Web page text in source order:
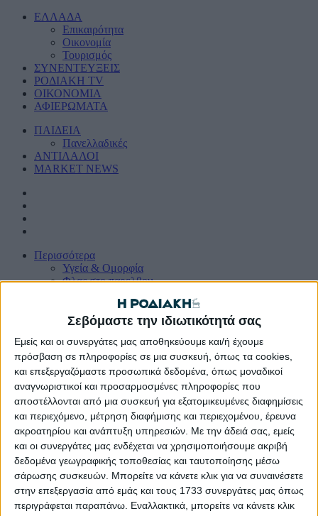
Σεβόμαστε την ιδιωτικότητά σας
Εμείς και οι συνεργάτες μας αποθηκεύουμε και/ή έχουμε
πρόσβαση σε πληροφορίες σε μια συσκευή, όπως τα cookies,
και επεξεργαζόμαστε προσωπικά δεδομένα, όπως μοναδικοί
αναγνωριστικοί και προσαρμοσμένες πληροφορίες που
αποστέλλονται από μια συσκευή για εξατομικευμένες διαφημίσεις
και περιεχόμενο, μέτρηση διαφήμισης και περιεχομένου, έρευνα
ακροατηρίου και ανάπτυξη υπηρεσιών. Με την άδειά σας, εμείς
και οι συνεργάτες μας ενδέχεται να χρησιμοποιήσουμε ακριβή
δεδομένα γεωγραφικής τοποθεσίας και ταυτοποίησης μέσω
σάρωσης συσκευών. Μπορείτε να κάνετε κλικ για να συναινέσετε
στην επεξεργασία από εμάς και τους 1733 συνεργάτες μας όπως
περιγράφεται παραπάνω. Εναλλακτικά, μπορείτε να κάνετε κλικ
ΕΛΛΑΔΑ
Eπικαιρότητα
Οικονομία
Τουρισμός
ΣΥΝΕΝΤΕΥΞΕΙΣ
ΡΟΔΙΑΚΗ TV
ΟΙΚΟΝΟΜΙΑ
ΑΦΙΕΡΩΜΑΤΑ
ΠΑΙΔΕΙΑ
Πανελλαδικές
ΑΝΤΙΛΑΛΟΙ
MARKET NEWS
Περισσότερα
Υγεία & Oμορφία
Φλας στο παρελθον
Γαστρονομiα
Οικολογiα
Lifestyle
Ψυχαγωγiα
Ζητείται υπεύθυνος μηχανικός για εργασίες εκφόρτωσης
πετρελαιοειδών προϊόντων
Α- Α+